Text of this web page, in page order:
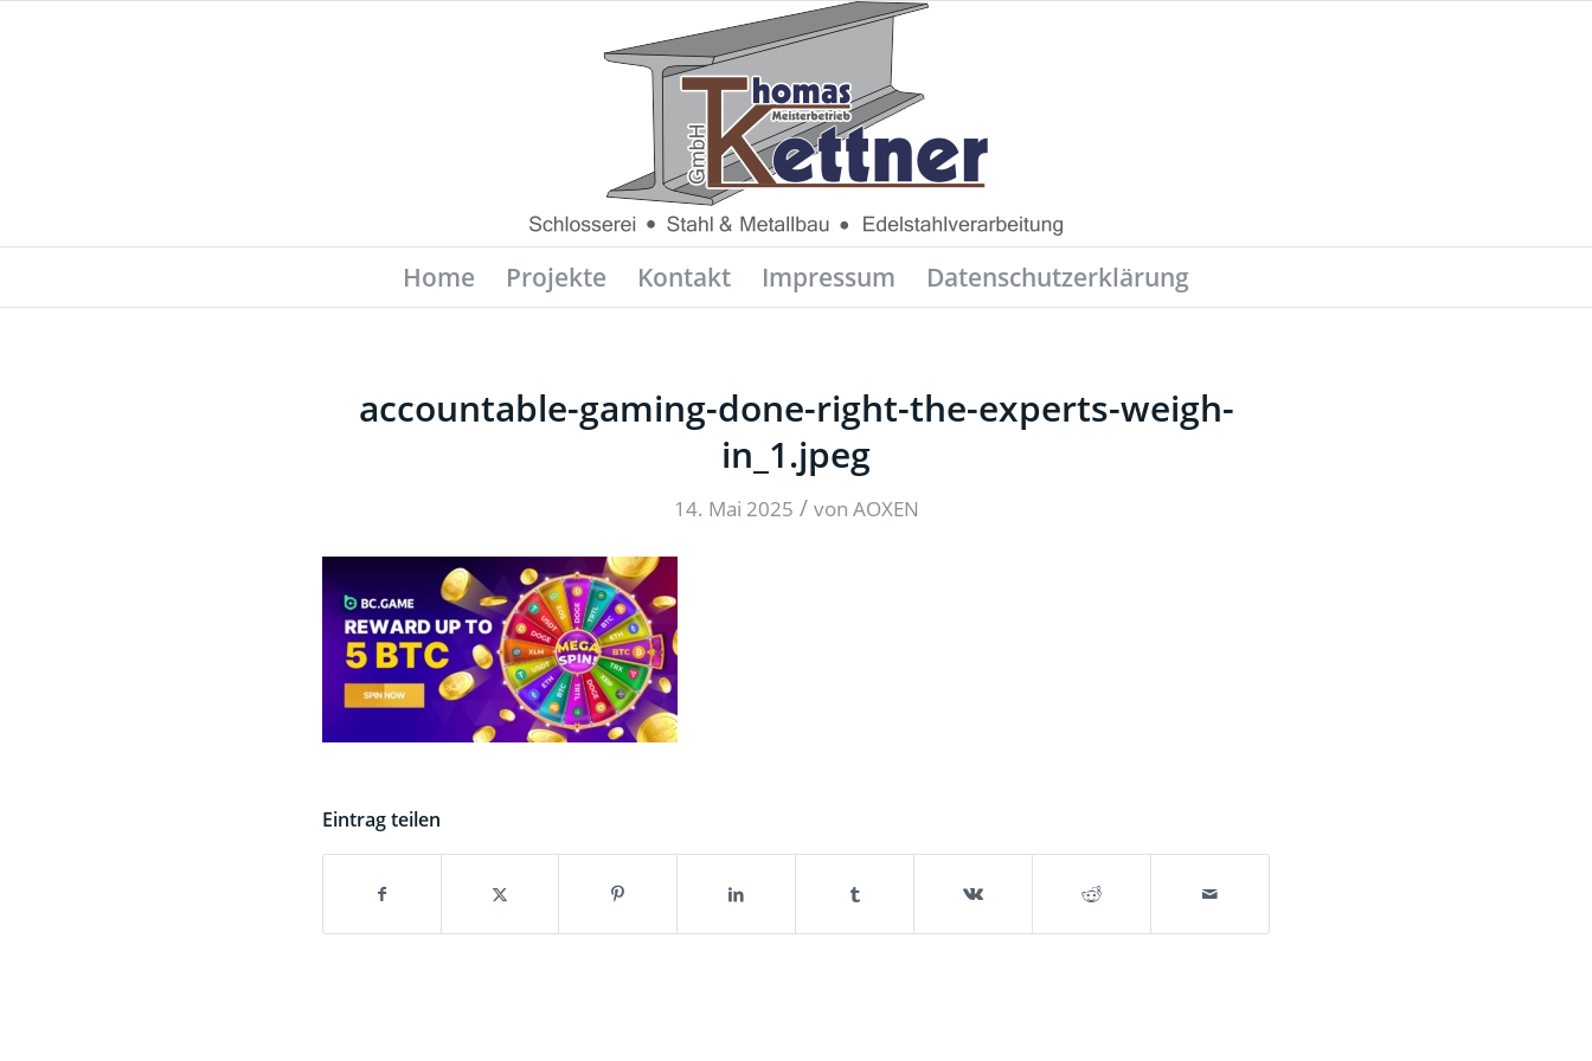
Home Projekte Kontakt Impressum Datenschutzerklärung
accountable-gaming-done-right-the-experts-weigh-
in_1.jpeg
14. Mai 2025 / von AOXEN
Eintrag teilen